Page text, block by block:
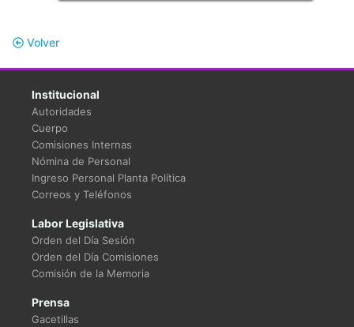
Volver
Institucional
Autoridades
Cuerpo
Comisiones Internas
Nómina de Personal
Ingreso Personal Planta Política
Correos y Teléfonos
Labor Legislativa
Orden del Día Sesión
Orden del Día Comisiones
Comisión de la Memoria
Prensa
Gacetillas